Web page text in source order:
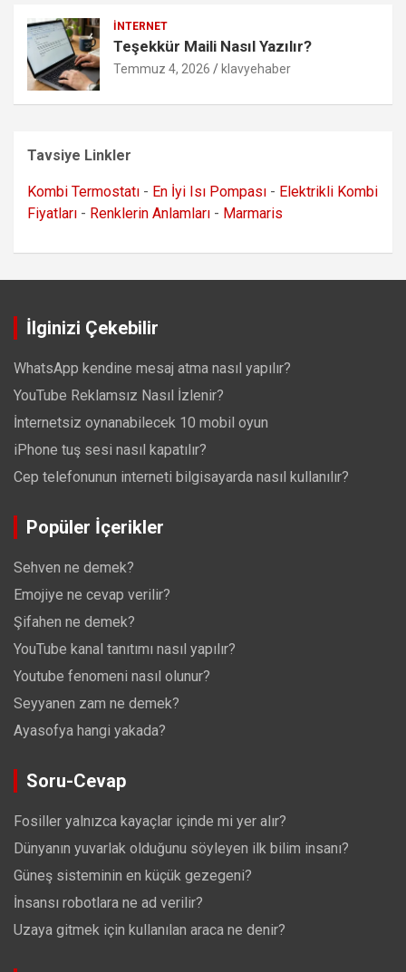
İNTERNET
Teşekkür Maili Nasıl Yazılır?
Temmuz 4, 2026 klavyehaber
Tavsiye Linkler
Kombi Termostatı - En İyi Isı Pompası - Elektrikli Kombi
Fiyatları - Renklerin Anlamları - Marmaris
İlginizi Çekebilir
WhatsApp kendine mesaj atma nasıl yapılır?
YouTube Reklamsız Nasıl İzlenir?
İnternetsiz oynanabilecek 10 mobil oyun
iPhone tuş sesi nasıl kapatılır?
Cep telefonunun interneti bilgisayarda nasıl kullanılır?
Popüler İçerikler
Sehven ne demek?
Emojiye ne cevap verilir?
Şifahen ne demek?
YouTube kanal tanıtımı nasıl yapılır?
Youtube fenomeni nasıl olunur?
Seyyanen zam ne demek?
Ayasofya hangi yakada?
Soru-Cevap
Fosiller yalnızca kayaçlar içinde mi yer alır?
Dünyanın yuvarlak olduğunu söyleyen ilk bilim insanı?
Güneş sisteminin en küçük gezegeni?
İnsansı robotlara ne ad verilir?
Uzaya gitmek için kullanılan araca ne denir?